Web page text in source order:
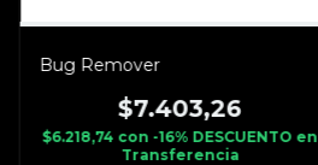
Bug Remover
$7.403,26
$6.218,74 con -16% DESCUENTO en
Transferencia